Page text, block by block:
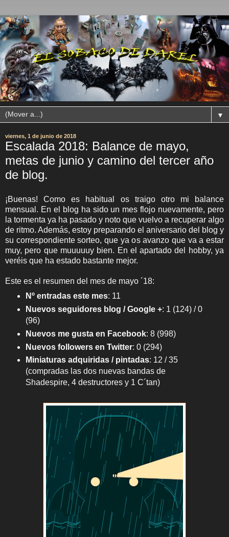
▼
viernes, 1 de junio de 2018
Escalada 2018: Balance de mayo,
metas de junio y camino del tercer año
de blog.
¡Buenas! Como es habitual os traigo otro mi balance
mensual. En el blog ha sido un mes flojo nuevamente, pero
la tormenta ya ha pasado y noto que vuelvo a recuperar algo
de ritmo. Además, estoy preparando el aniversario del blog y
su correspondiente sorteo, que ya os avanzo que va a estar
muy, pero que muuuuuy bien. En el apartado del hobby, ya
veréis que ha estado bastante mejor.
Este es el resumen del mes de mayo ´18:
Nº entradas este mes: 11
Nuevos seguidores blog / Google +: 1 (124) / 0
(96)
Nuevos me gusta en Facebook: 8 (998)
Nuevos followers en Twitter: 0 (294)
Miniaturas adquiridas / pintadas: 12 / 35
(compradas las dos nuevas bandas de
Shadespire, 4 destructores y 1 C´tan)